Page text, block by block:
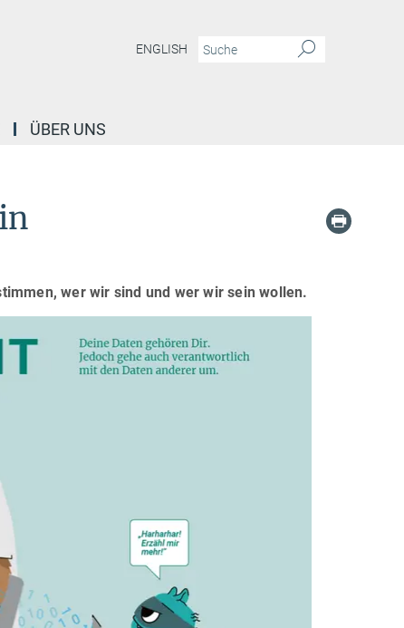
ENGLISH
ÜBER UNS
wer wir sind und wer wir sein wollen.